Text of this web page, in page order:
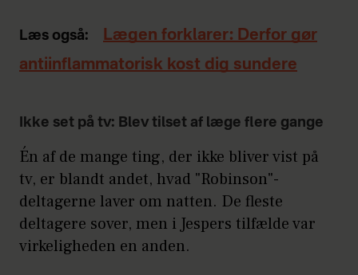
Læs også:
Lægen forklarer: Derfor gør
antiinflammatorisk kost dig sundere
Ikke set på tv: Blev tilset af læge flere gange
Én af de mange ting, der ikke bliver vist på
tv, er blandt andet, hvad "Robinson"-
deltagerne laver om natten. De fleste
deltagere sover, men i Jespers tilfælde var
virkeligheden en anden.